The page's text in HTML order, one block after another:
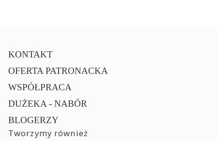
KONTAKT
OFERTA PATRONACKA
WSPÓŁPRACA
DUŻEKA - NABÓR
BLOGERZY
Tworzymy również